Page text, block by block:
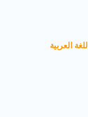
العربية